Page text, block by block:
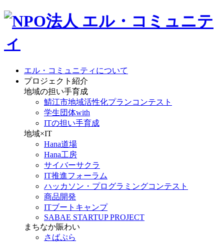
エル・コミュニティについて
プロジェクト紹介
地域の担い手育成
鯖江市地域活性化プランコンテスト
学生団体with
ITの担い手育成
地域×IT
Hana道場
Hana工房
サイバーサクラ
IT推進フォーラム
ハッカソン・プログラミングコンテスト
商品開発
ITブートキャンプ
SABAE STARTUP PROJECT
まちなか賑わい
さばぷら